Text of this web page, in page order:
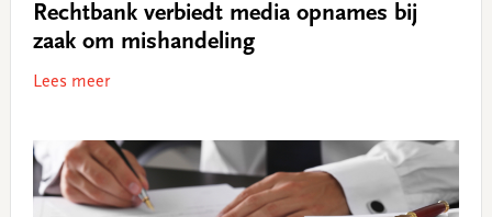
Rechtbank verbiedt media opnames bij
zaak om mishandeling
Lees meer